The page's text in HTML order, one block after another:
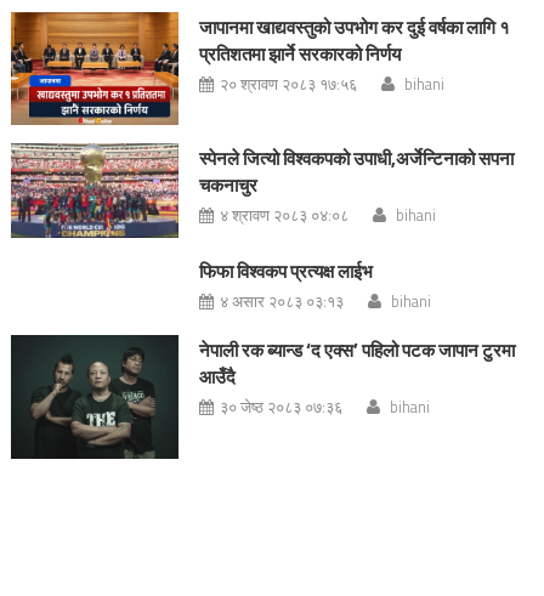
जापानमा खाद्यवस्तुको उपभोग कर दुई वर्षका लागि १
प्रतिशतमा झार्ने सरकारको निर्णय
२० श्रावण २०८३ १७:५६ bihani
स्पेनले जित्यो विश्वकपको उपाधी,अर्जेन्टिनाको सपना
चकनाचुर
४ श्रावण २०८३ ०४:०८ bihani
फिफा विश्वकप प्रत्यक्ष लाईभ
४ असार २०८३ ०३:१३ bihani
नेपाली रक ब्यान्ड ‘द एक्स’ पहिलो पटक जापान टुरमा
आउँदै
३० जेष्ठ २०८३ ०७:३६ bihani